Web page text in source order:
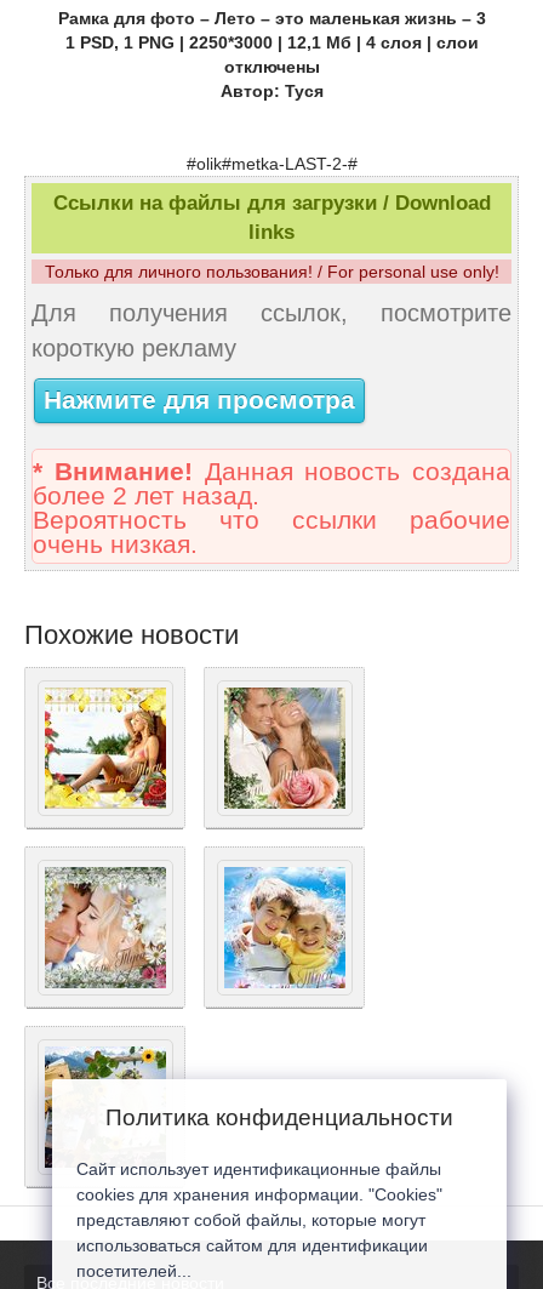
Рамка для фото – Лето – это маленькая жизнь – 3
1 PSD, 1 PNG | 2250*3000 | 12,1 Мб | 4 слоя | слои
отключены
Автор: Туся
#olik#metka-LAST-2-#
Ссылки на файлы для загрузки / Download
links
Только для личного пользования! / For personal use only!
Для получения ссылок, посмотрите
короткую рекламу
Нажмите для просмотра
* Внимание! Данная новость создана
более 2 лет назад.
Вероятность что ссылки рабочие
очень низкая.
Похожие новости
Все последние новости
Политика конфиденциальности
Сайт использует идентификационные файлы
cookies для хранения информации. "Cookies"
представляют собой файлы, которые могут
использоваться сайтом для идентификации
посетителей...